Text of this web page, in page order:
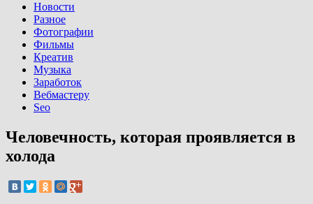
Новости
Разное
Фотографии
Фильмы
Креатив
Музыка
Заработок
Вебмастеру
Seo
Человечность, которая проявляется в
холода